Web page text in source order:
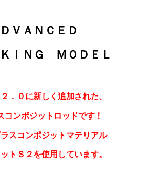
ＶＡＮＣＥＤ
ＩＮＧ ＭＯＤＥＬ
．０に新しく追加された、
コンポジットロッドです！
スコンポジットマテリアル
トＳ２を使用しています。